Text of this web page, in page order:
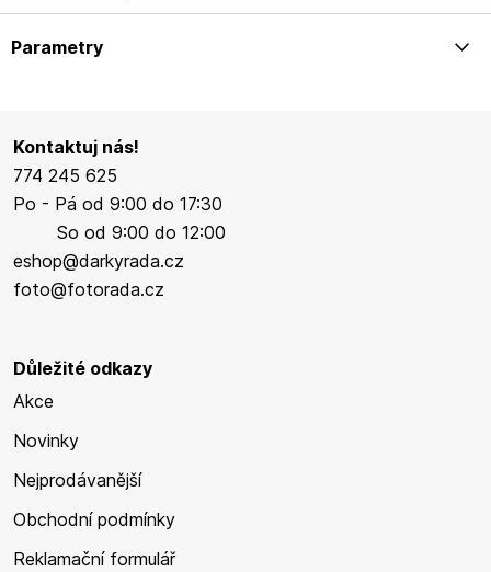
Parametry
Kontaktuj nás!
774 245 625
Po - Pá od 9:00 do 17:30
So od 9:00 do 12:00
eshop@darkyrada.cz
foto@fotorada.cz
Důležité odkazy
Akce
Novinky
Nejprodávanější
Obchodní podmínky
Reklamační formulář